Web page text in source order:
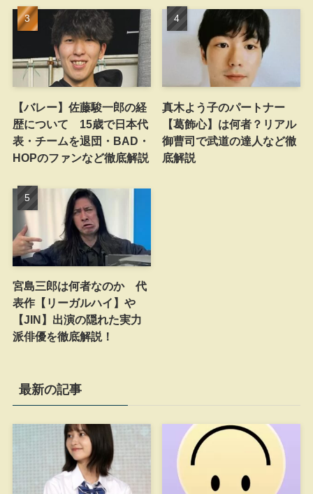
【バレー】佐藤駿一郎の経
歴について 15歳で日本代
表・チームを退団・BAD・
HOPのファンなど徹底解説
真木よう子のパートナー
【葛飾心】は何者？リアル
御曹司で武道の達人など徹
底解説
宮島三郎は何者なのか 代
表作【リーガルハイ】や
【JIN】出演の隠れた実力
派俳優を徹底解説！
最新の記事